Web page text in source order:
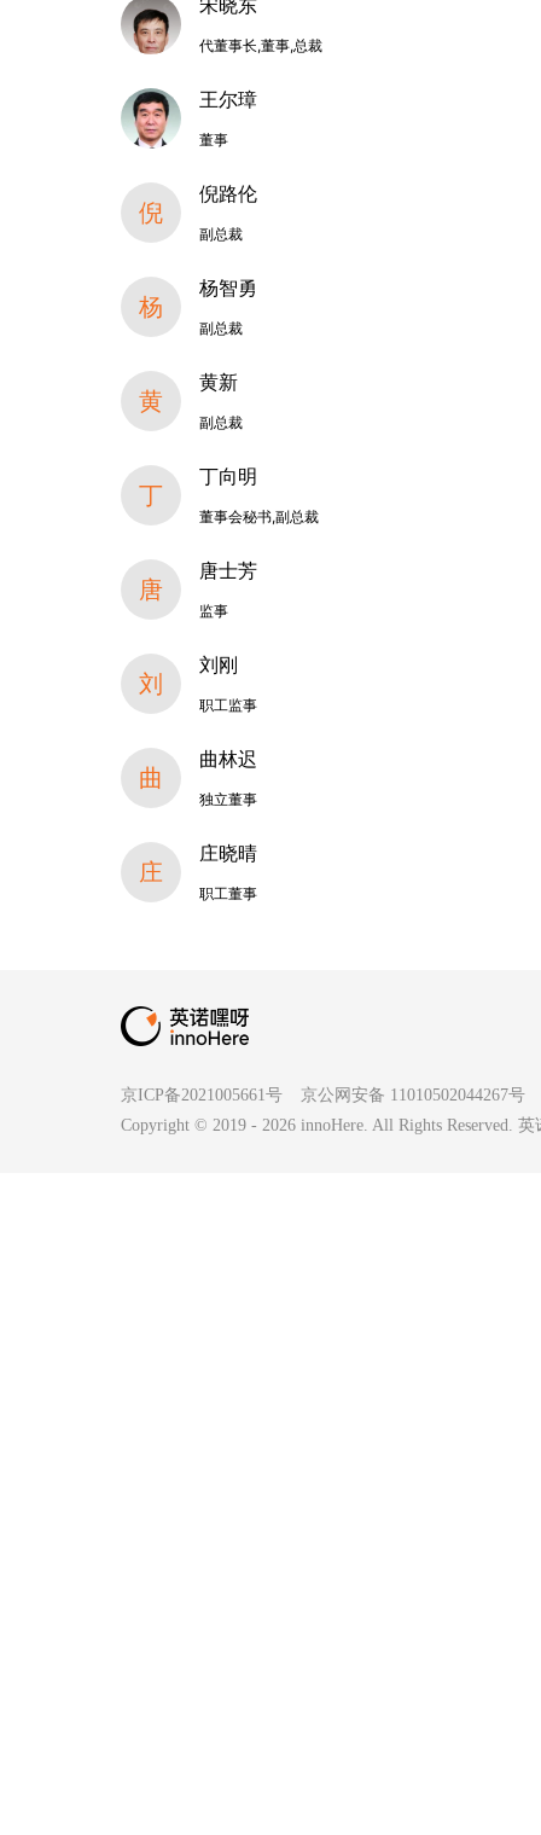
宋晓东
代董事长,董事,总裁
王尔璋
董事
倪
倪路伦
副总裁
杨
杨智勇
副总裁
黄
黄新
副总裁
丁
丁向明
董事会秘书,副总裁
唐
唐士芳
监事
刘
刘刚
职工监事
曲
曲林迟
独立董事
庄
庄晓晴
职工董事
京ICP备2021005661号
京公网安备 11010502044267号
Copyright © 2019 - 2026 innoHere. All Rights Reserved.